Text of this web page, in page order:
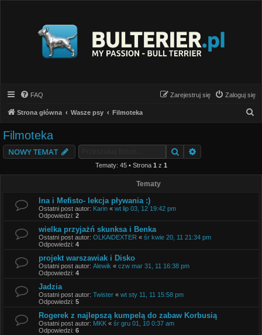
FAQ Zaloguj się
Zarejestruj się
Strona główna Wasze psy Filmoteka
Filmoteka
NOWY TEMAT Szukaj
Tematy: 45 • Strona 1 z 1
Tematy
Ina i Mefisto- lekcja pływania :)
Ostatni post autor: Karin « wt lip 03, 12 19:42 pm
Odpowiedzi: 2
wielka przyjażń skunksa i Benka
Ostatni post autor: OLKAiDEXTER « śr kwie 20, 11 21:34 pm
Odpowiedzi: 4
projekt warszawiak i Disko
Ostatni post autor: Alewik « czw mar 31, 11 16:38 pm
Odpowiedzi: 4
Jadzia
Ostatni post autor: Twister « wt sty 11, 11 15:58 pm
Odpowiedzi: 5
Rogerek z najlepszą kumpelą do zabaw Korbusią
Ostatni post autor: MKK « śr gru 01, 10 0:37 am
Odpowiedzi: 6